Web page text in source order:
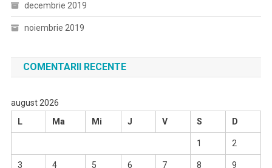
decembrie 2019
noiembrie 2019
COMENTARII RECENTE
august 2026
L
Ma Mi J V S D
1 2
3 4 5 6 7 8 9